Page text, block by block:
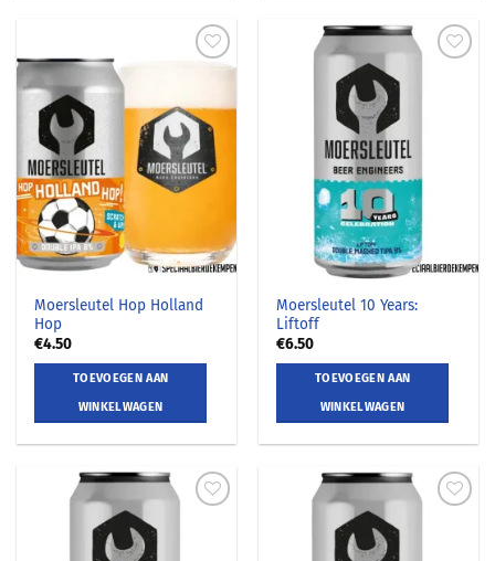
Moersleutel Hop Holland
Hop
€4.50
TOEVOEGEN AAN
WINKELWAGEN
Moersleutel 10 Years:
Liftoff
€6.50
TOEVOEGEN AAN
WINKELWAGEN